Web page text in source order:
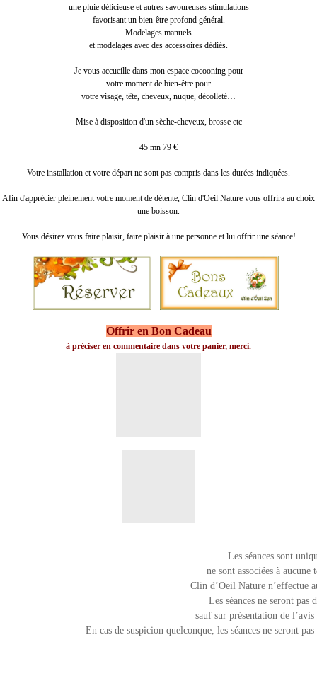
une pluie délicieuse et autres savoureuses stimulations
favorisant un bien-être profond général.
Modelages manuels
et modelages avec des accessoires dédiés.
Je vous accueille dans mon espace cocooning pour
votre moment de bien-être pour
votre visage, tête, cheveux, nuque, décolleté…
Mise à disposition d'un sèche-cheveux, brosse etc
45 mn 79 €
Votre installation et votre départ ne sont pas compris dans les durées indiquées.
Afin d'apprécier pleinement votre moment de détente, Clin d'Oeil Nature vous offrira au choix
une boisson.
Vous désirez vous faire plaisir, faire plaisir à une personne et lui offrir une séance!
Offrir en Bon Cadeau
à préciser en commentaire dans votre panier, merci.
Les séances sont
ne sont associées à
Clin d’Oeil Nature n’effectue
Les séances ne seront
sauf sur présentation de
En cas de suspicion quelconque, les séances ne seront